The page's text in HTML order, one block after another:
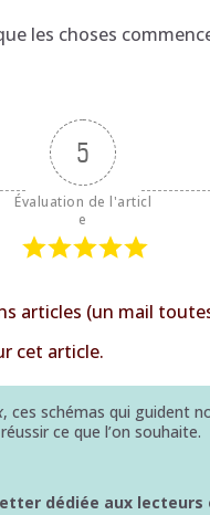
les choses
5
Évaluation de l'articl
e
articles (un mail
cet article.
, ces schémas qui guident
ce que l’on souhaite.
dédiée aux